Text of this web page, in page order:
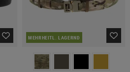
MEHRHEITL. LAGERND